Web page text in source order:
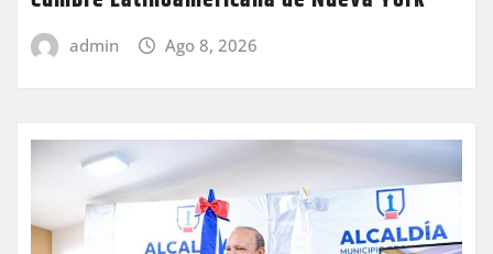
admin Ago 8, 2026